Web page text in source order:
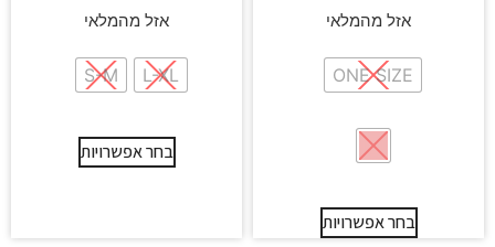
אזל מהמלאי
ONE SIZE
בחר אפשרויות
אזל מהמלאי
L-XL
S-M
בחר אפשרויות